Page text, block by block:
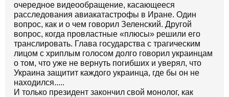
очередное видеообращение, касающееся
расследования авиакатастрофы в Иране. Один
вопрос, как и о чем говорил Зеленский. Другой
вопрос, когда провластные «плюсы» решили его
транслировать. Глава государства с трагическим
лицом с хриплым голосом долго говорил украинцам
о том, что уже не вернуть погибших и уверял, что
Украина защитит каждого украинца, где бы он не
находился.....
И только президент закончил свой монолог, как